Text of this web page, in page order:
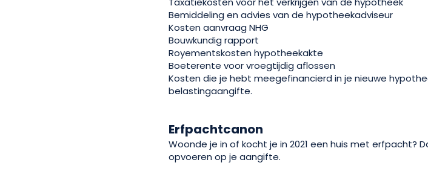
Bemiddeling en advies van de hypotheekadviseur
Kosten aanvraag NHG
Bouwkundig rapport
Royementskosten hypotheekakte
Boeterente voor vroegtijdig aflossen
Kosten die je hebt meegefinancierd in je nieuwe
belastingaangifte.
Erfpachtcanon
Woonde je in of kocht je in 2021 een huis met
opvoeren op je aangifte.